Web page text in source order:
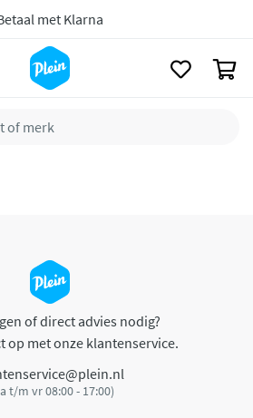
met Klarna
of direct advies nodig?
op met onze klantenservice.
t/m vr 08:00 - 17:00)